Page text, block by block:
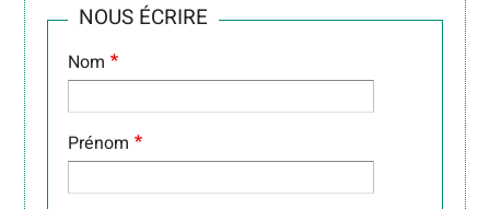
NOUS ÉCRIRE
Nom
Prénom